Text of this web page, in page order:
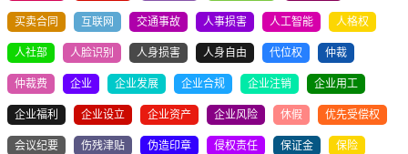
买卖合同 互联网 交通事故 人事损害 人工智能 人格权
人社部 人脸识别 人身损害 人身自由 代位权 仲裁
仲裁费 企业 企业发展 企业合规 企业注销 企业用工
企业福利 企业设立 企业资产 企业风险 休假 优先受偿权
会议纪要 伤残津贴 伪造印章 侵权责任 保证金 保险